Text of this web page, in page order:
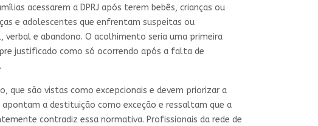
acessarem a DPRJ após terem bebês, crianças ou
e adolescentes que enfrentam suspeitas ou
e abandono. O acolhimento seria uma primeira
justificado como só ocorrendo após a falta de
que são vistas como excepcionais e devem priorizar a
apontam a destituição como exceção e ressaltam que a
contradiz essa normativa. Profissionais da rede de